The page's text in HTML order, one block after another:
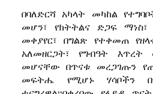
በባለድርሻ አካላት መካከል
መሆን፣ የክትትልና ድጋፍ
መቀያየር፣ በግልጽ የተቀመጠ
አለመዘርጋት፣ የግብዓት
መሆናቸው በጥናቱ መረጋገጡን
መፍትሔ የሚሆኑ ሃሳቦችን